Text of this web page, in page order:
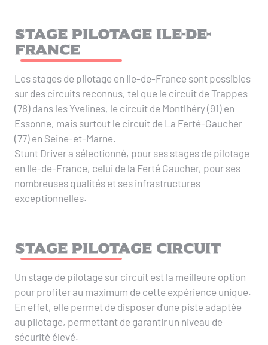
Stage pilotage Ile-de-
France
Les stages de pilotage en Ile-de-France sont possibles
sur des circuits reconnus, tel que le circuit de Trappes
(78) dans les Yvelines, le circuit de Montlhéry (91) en
Essonne, mais surtout le circuit de La Ferté-Gaucher
(77) en Seine-et-Marne.
Stunt Driver a sélectionné, pour ses stages de pilotage
en Ile-de-France, celui de la Ferté Gaucher, pour ses
nombreuses qualités et ses infrastructures
exceptionnelles.
Stage pilotage circuit
Un stage de pilotage sur circuit est la meilleure option
pour profiter au maximum de cette expérience unique.
En effet, elle permet de disposer d'une piste adaptée
au pilotage, permettant de garantir un niveau de
sécurité élevé.